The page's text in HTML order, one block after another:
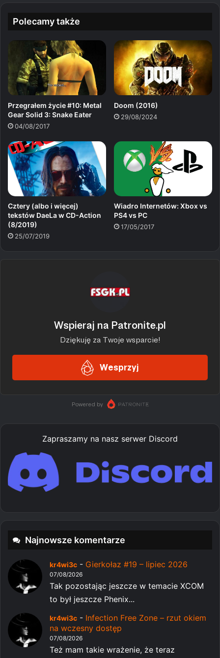
Polecamy także
Przegrałem życie #10: Metal
Gear Solid 3: Snake Eater
04/08/2017
Doom (2016)
29/08/2024
Cztery (albo i więcej)
tekstów DaeLa w CD-Action
(8/2019)
25/07/2019
Wiadro Internetów: Xbox vs
PS4 vs PC
17/05/2017
Zapraszamy na nasz serwer Discord
Najnowsze komentarze
kr4wi3c - Gierkołaz #19 – lipiec 2026
07/08/2026
Tak pozostając jeszcze w temacie XCOM
to był jeszcze Phenix...
kr4wi3c - Infection Free Zone – rzut okiem
na wczesny dostęp
07/08/2026
Też mam takie wrażenie, że teraz